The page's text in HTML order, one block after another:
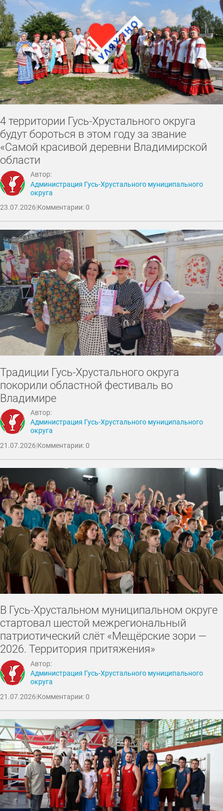
4 территории Гусь-Хрустального округа
будут бороться в этом году за звание
«Самой красивой деревни Владимирской
области
Автор:
Администрация Гусь-Хрустального муниципального
округа
23.07.2026|Комментарии: 0
Традиции Гусь-Хрустального округа
покорили областной фестиваль во
Владимире
Автор:
Администрация Гусь-Хрустального муниципального
округа
21.07.2026|Комментарии: 0
В Гусь-Хрустальном муниципальном округе
стартовал шестой межрегиональный
патриотический слёт «Мещёрские зори —
2026. Территория притяжения»
Автор:
Администрация Гусь-Хрустального муниципального
округа
21.07.2026|Комментарии: 0